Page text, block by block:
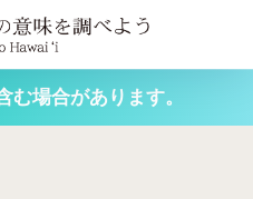
む場合があります。